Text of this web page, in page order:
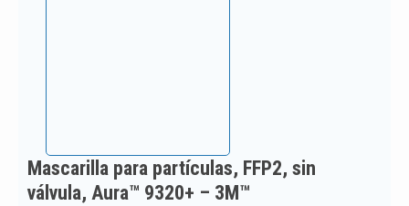
Mascarilla para partículas, FFP2, sin
válvula, Aura™ 9320+ – 3M™